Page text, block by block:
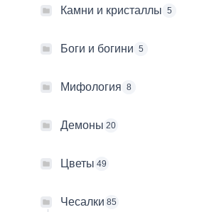
Камни и кристаллы 5
Боги и богини 5
Мифология 8
Демоны 20
Цветы 49
Чесалки 85